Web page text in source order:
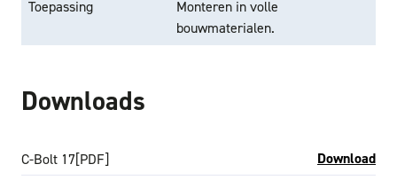
Toepassing
Monteren in volle
bouwmaterialen.
Downloads
C-Bolt 17[PDF] Download